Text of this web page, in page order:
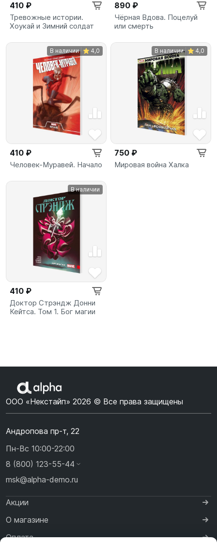
410 ₽
Тревожные истории.
Хоукай и Зимний солдат
890 ₽
Чёрная Вдова. Поцелуй
или смерть
В наличии 4,0
410 ₽
Человек-Муравей. Начало
В наличии 4,0
750 ₽
Мировая война Халка
В наличии
410 ₽
Доктор Стрэндж Донни
Кейтса. Том 1. Бог магии
ООО «Некстайп» 2026 © Все права защищены
Андропова пр-т, 22
Пн-Вс 10:00-22:00
8 (800) 123-55-44
msk@alpha-demo.ru
Акции
О магазине
Оплата